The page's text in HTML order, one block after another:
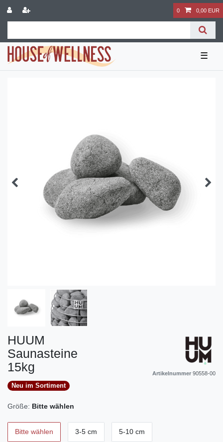
0 0,00 EUR
☰
HUUM
Saunasteine
15kg
Artikelnummer 90558-00
Neu im Sortiment
Größe: Bitte wählen
Bitte wählen 3-5 cm 5-10 cm